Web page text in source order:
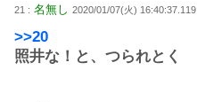
21 : 名無し 2020/01/07(火) 16:40:37.119
>>20
照井な！と、つられとく